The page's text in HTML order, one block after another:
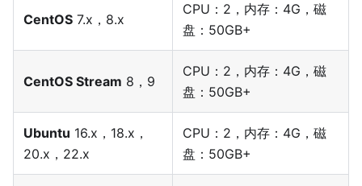
CentOS 7.x，8.x
CPU：2，内存：4G，磁
盘：50GB+
CentOS Stream 8，9
CPU：2，内存：4G，磁
盘：50GB+
Ubuntu 16.x，18.x，
20.x，22.x
CPU：2，内存：4G，磁
盘：50GB+